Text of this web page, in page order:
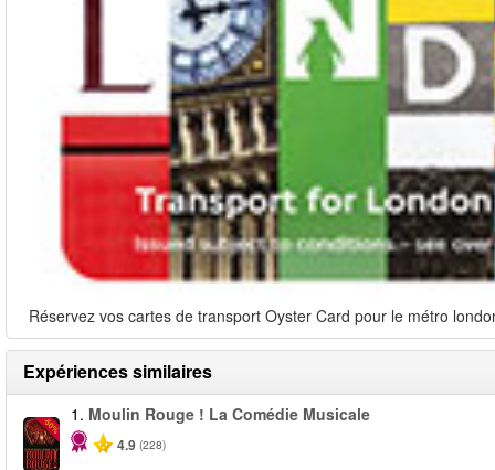
Réservez vos cartes de transport Oyster Card pour le métro
Expériences similaires
-50%
1. Moulin Rouge ! La Comédie Musicale
4.9 (228)